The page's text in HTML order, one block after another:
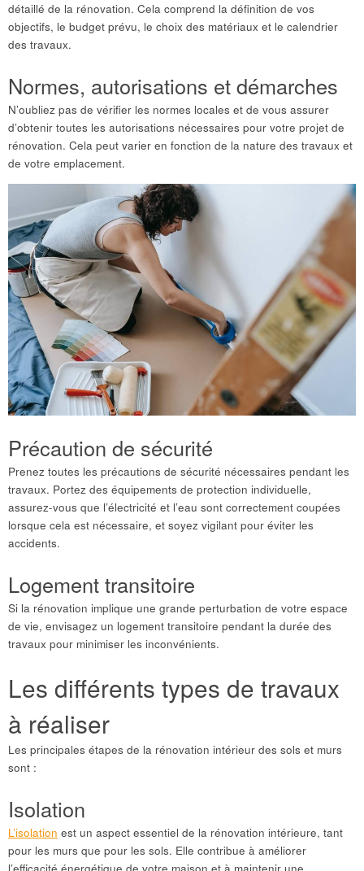
détaillé de la rénovation. Cela comprend la définition de vos
objectifs, le budget prévu, le choix des matériaux et le calendrier
des travaux.
Normes, autorisations et démarches
N’oubliez pas de vérifier les normes locales et de vous assurer
d’obtenir toutes les autorisations nécessaires pour votre projet de
rénovation. Cela peut varier en fonction de la nature des travaux et
de votre emplacement.
Précaution de sécurité
Prenez toutes les précautions de sécurité nécessaires pendant les
travaux. Portez des équipements de protection individuelle,
assurez-vous que l’électricité et l’eau sont correctement coupées
lorsque cela est nécessaire, et soyez vigilant pour éviter les
accidents.
Logement transitoire
Si la rénovation implique une grande perturbation de votre espace
de vie, envisagez un logement transitoire pendant la durée des
travaux pour minimiser les inconvénients.
Les différents types de travaux
à réaliser
Les principales étapes de la rénovation intérieur des sols et murs
sont :
Isolation
L’isolation est un aspect essentiel de la rénovation intérieure, tant
pour les murs que pour les sols. Elle contribue à améliorer